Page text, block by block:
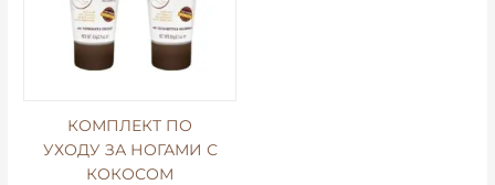
КОМПЛЕКТ ПО
УХОДУ ЗА НОГАМИ С
КОКОСОМ